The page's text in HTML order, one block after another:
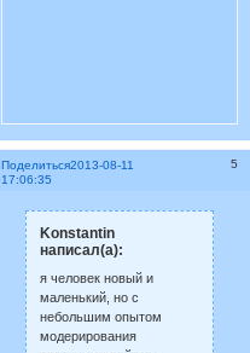
Поделиться 5
2013-08-11
17:06:35
Konstantin
написал(а):
я человек новый и
маленький, но с
небольшим опытом
модерирования